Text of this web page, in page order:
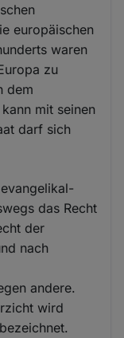
europäischen
waren
zu
dem
mit seinen
darf sich
das Recht
der
nach
andere.
wird